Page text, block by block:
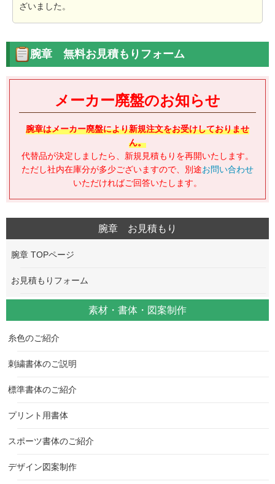
ざいました。
腕章 無料お見積もりフォーム
メーカー廃盤のお知らせ
腕章はメーカー廃盤により新規注文をお受けしておりませ
ん。
代替品が決定しましたら、新規見積もりを再開いたします。
ただし社内在庫分が多少ございますので、別途お問い合わせ
いただければご回答いたします。
腕章 お見積もり
腕章 TOPページ
お見積もりフォーム
素材・書体・図案制作
糸色のご紹介
刺繍書体のご説明
標準書体のご紹介
プリント用書体
スポーツ書体のご紹介
デザイン図案制作